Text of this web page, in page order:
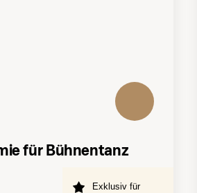
für Bühnentanz
Exklusiv für